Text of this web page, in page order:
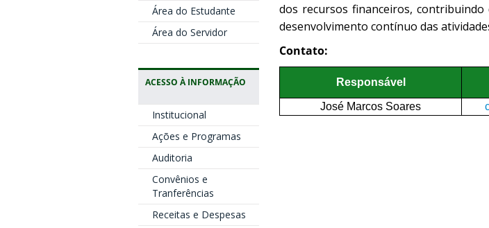
Área do Estudante
Área do Servidor
ACESSO À INFORMAÇÃO
Institucional
Ações e Programas
Auditoria
Convênios e
Tranferências
Receitas e Despesas
dos recursos financeiros,
desenvolvimento contínuo das
Contato:
Responsável
José Marcos Soares